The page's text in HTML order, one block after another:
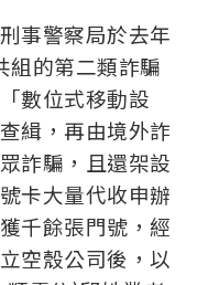
事警察局於去年
組的第二類詐騙
數位式移動設
緝，再由境外詐
詐騙，且還架設
卡大量代收申辦
千餘張門號，經
空殼公司後，以